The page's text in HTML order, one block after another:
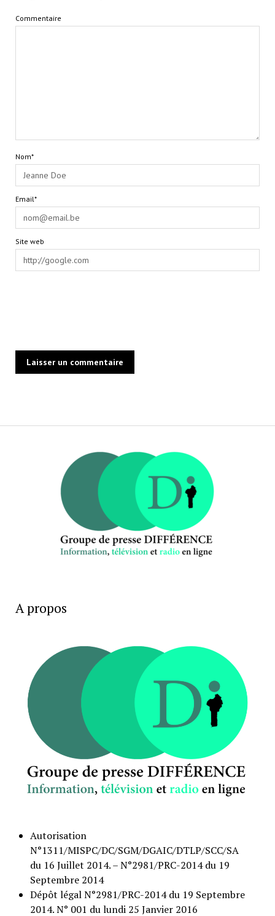
Commentaire
Nom*
Email*
Site web
A propos
Autorisation
N°1311/MISPC/DC/SGM/DGAIC/DTLP/SCC/SA
du 16 Juillet 2014. – N°2981/PRC-2014 du 19
Septembre 2014
Dépôt légal N°2981/PRC-2014 du 19 Septembre
2014. N° 001 du lundi 25 Janvier 2016